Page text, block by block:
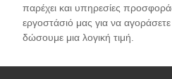
παρέχει και υπηρεσίες
εργοστάσιό μας για να
δώσουμε μια λογική τιμή.